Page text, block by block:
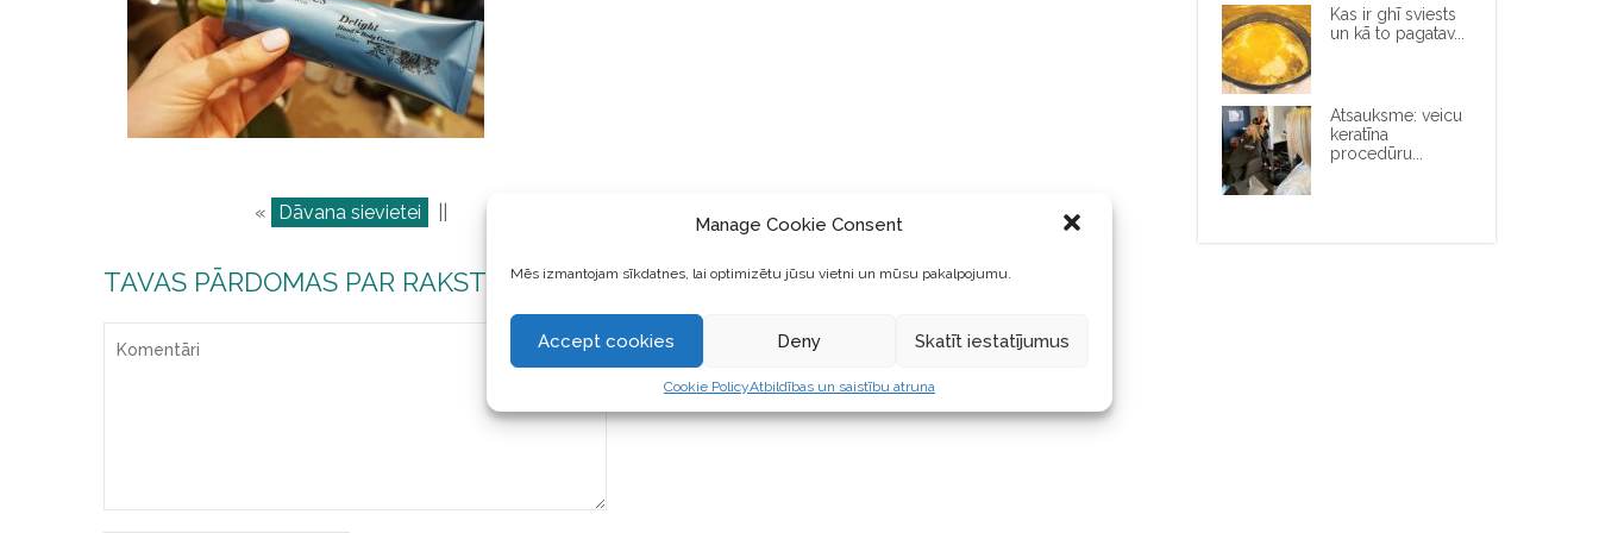
Manage Cookie Consent
Mēs izmantojam sīkdatnes, lai optimizētu jūsu vietni un mūsu pakalpojumu.
Accept cookies Deny Skatīt iestatījumus
Cookie PolicyAtbildības un saistību atruna
« Dāvana sievietei
TAVAS PĀRDOMAS PAR RAKSTU
Kas ir ghī sviests
un kā to pagatav...
Atsauksme: veicu
keratīna
procedūru...